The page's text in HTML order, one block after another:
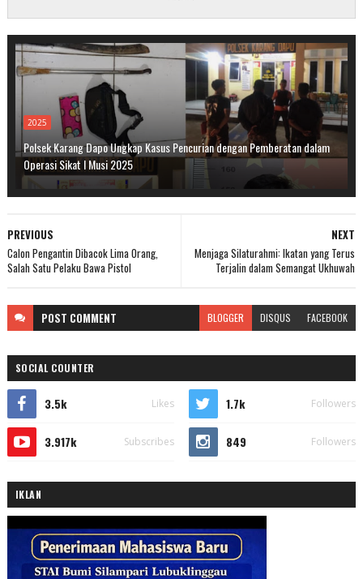
2025
Polsek Karang Dapo Ungkap Kasus Pencurian dengan Pemberatan dalam
Operasi Sikat I Musi 2025
NEXT
Menjaga Silaturahmi: Ikatan yang Terus
Terjalin dalam Semangat Ukhuwah
PREVIOUS
Calon Pengantin Dibacok Lima Orang,
Salah Satu Pelaku Bawa Pistol
POST COMMENT BLOGGER DISQUS FACEBOOK
SOCIAL COUNTER
3.5k Likes 1.7k Followers
3.917k Subscribes 849 Followers
IKLAN